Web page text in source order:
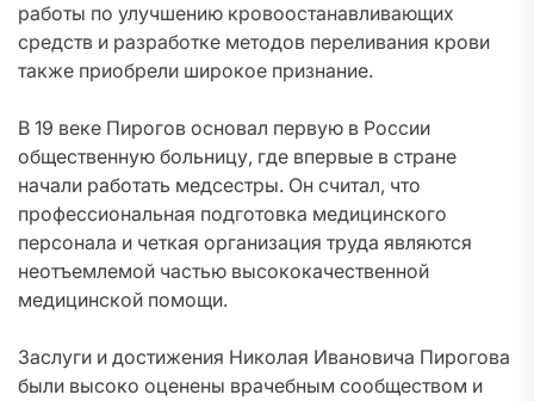
работы по улучшению кровоостанавливающих
средств и разработке методов переливания крови
также приобрели широкое признание.
В 19 веке Пирогов основал первую в России
общественную больницу, где впервые в стране
начали работать медсестры. Он считал, что
профессиональная подготовка медицинского
персонала и четкая организация труда являются
неотъемлемой частью высококачественной
медицинской помощи.
Заслуги и достижения Николая Ивановича Пирогова
были высоко оценены врачебным сообществом и